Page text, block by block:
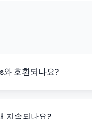
호환되나요?
지속되나요?